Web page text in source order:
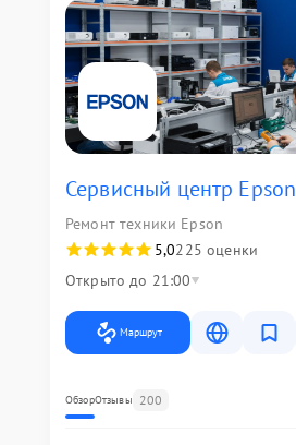
Сервисный центр Epson
Ремонт техники Epson
5,0225 оценки
Открыто до 21:00
Маршрут
ОбзорОтзывы 200